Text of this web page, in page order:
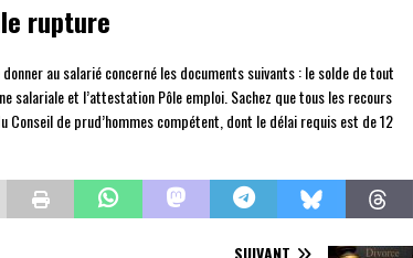
rupture
au salarié concerné les documents suivants : le solde de tout
et l’attestation Pôle emploi. Sachez que tous les recours
de prud’hommes compétent, dont le délai requis est de 12
SUIVANT